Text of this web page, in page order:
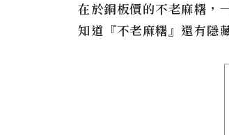
在於銅板價的不老麻糬，
知道『不老麻糬』還有隱